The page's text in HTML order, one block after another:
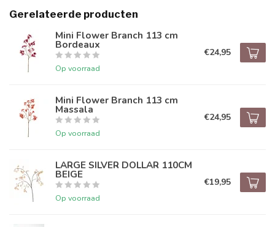
Gerelateerde producten
Mini Flower Branch 113 cm
Bordeaux
Op voorraad
€24,95
Mini Flower Branch 113 cm
Massala
Op voorraad
€24,95
LARGE SILVER DOLLAR 110CM
BEIGE
Op voorraad
€19,95